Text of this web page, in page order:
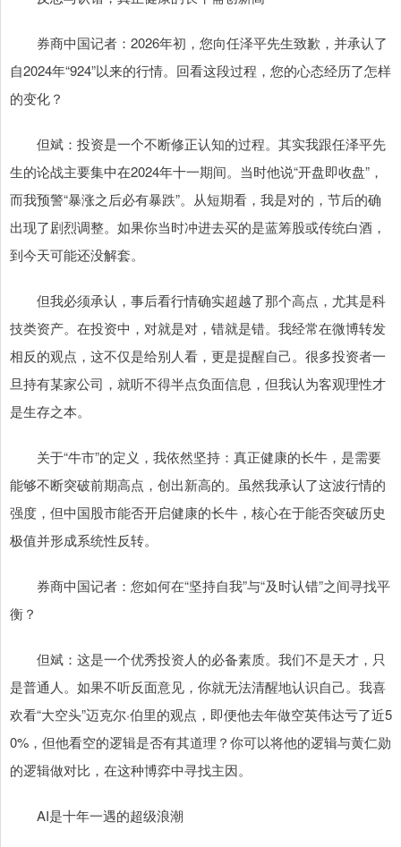
券商中国记者：2026年初，您向任泽平先生致歉，并承认了
自2024年“924”以来的行情。回看这段过程，您的心态经历了怎样
的变化？
但斌：投资是一个不断修正认知的过程。其实我跟任泽平先
生的论战主要集中在2024年十一期间。当时他说“开盘即收盘”，
而我预警“暴涨之后必有暴跌”。从短期看，我是对的，节后的确
出现了剧烈调整。如果你当时冲进去买的是蓝筹股或传统白酒，
到今天可能还没解套。
但我必须承认，事后看行情确实超越了那个高点，尤其是科
技类资产。在投资中，对就是对，错就是错。我经常在微博转发
相反的观点，这不仅是给别人看，更是提醒自己。很多投资者一
旦持有某家公司，就听不得半点负面信息，但我认为客观理性才
是生存之本。
关于“牛市”的定义，我依然坚持：真正健康的长牛，是需要
能够不断突破前期高点，创出新高的。虽然我承认了这波行情的
强度，但中国股市能否开启健康的长牛，核心在于能否突破历史
极值并形成系统性反转。
券商中国记者：您如何在“坚持自我”与“及时认错”之间寻找平
衡？
但斌：这是一个优秀投资人的必备素质。我们不是天才，只
是普通人。如果不听反面意见，你就无法清醒地认识自己。我喜
欢看“大空头”迈克尔·伯里的观点，即便他去年做空英伟达亏了近5
0%，但他看空的逻辑是否有其道理？你可以将他的逻辑与黄仁勋
的逻辑做对比，在这种博弈中寻找主因。
AI是十年一遇的超级浪潮